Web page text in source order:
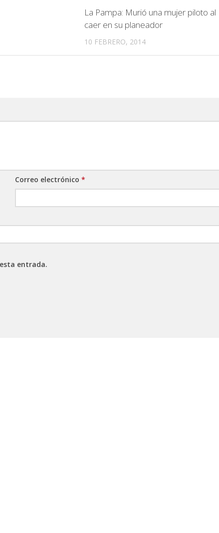
La Pampa: Murió una mujer piloto al
caer en su planeador
10 FEBRERO, 2014
Correo electrónico*
entrada.